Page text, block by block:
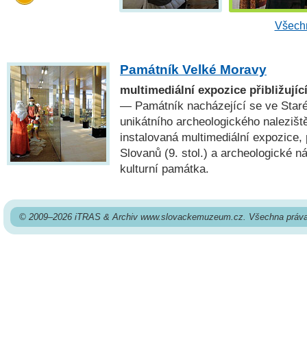
Památník Velké Moravy
multimediální expozice
— Památník nacházející se ve
unikátního archeologického
instalovaná multimediální
Slovanů (9. stol.) a archeologické
kulturní památka.
© 2009–2026 iTRAS & Archiv www.slovackemuzeum.cz. Všechna